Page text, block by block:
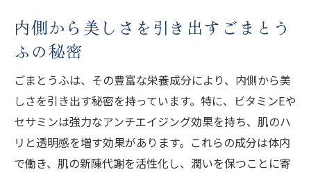
内側から美しさを引き出すごまとう
ふの秘密
ごまとうふは、その豊富な栄養成分により、内側から美
しさを引き出す秘密を持っています。特に、ビタミンEや
セサミンは強力なアンチエイジング効果を持ち、肌のハ
リと透明感を増す効果があります。これらの成分は体内
で働き、肌の新陳代謝を活性化し、潤いを保つことに寄